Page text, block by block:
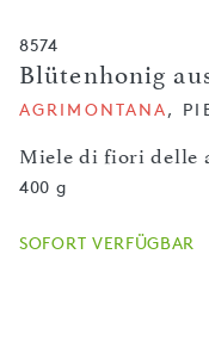
8574
Blütenhonig
Miele di fiori delle
AGRIMONTANA,
400 g
SOFORT VERFÜGBAR